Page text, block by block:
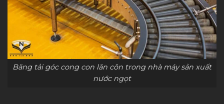
Băng tải góc cong con lăn côn trong nhà máy sản xuất
nước ngọt